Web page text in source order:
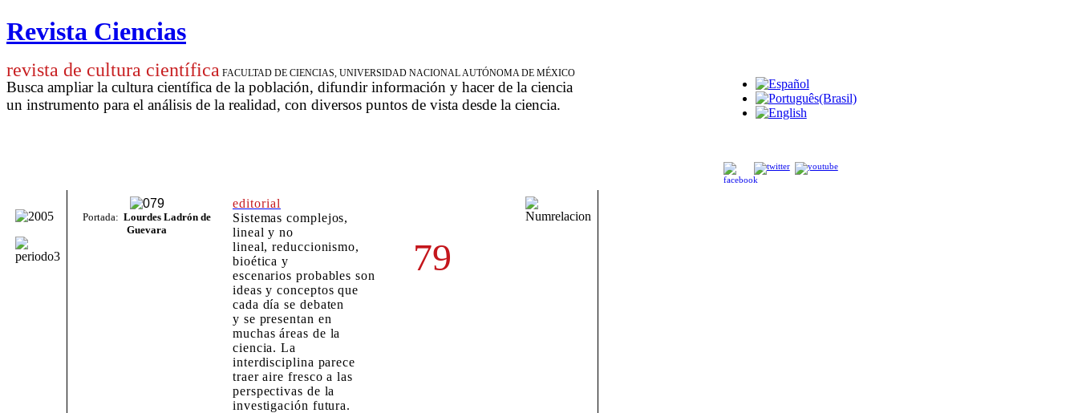
Revista Ciencias
revista de cultura científica FACULTAD DE CIENCIAS, UNIVERSIDAD NACIONAL AUTÓNOMA DE MÉXICO
Busca ampliar la cultura científica de la población, difundir información y hacer de la ciencia
un instrumento para el análisis de la realidad, con diversos puntos de vista desde la ciencia.
Portada: Lourdes Ladrón de
Guevara
editorial
Sistemas complejos,
lineal y no
lineal,reduccionismo,
bioética y
escenarios probablesson
ideas y conceptos que
cada día se debaten
y se presentan en
muchas áreas de la
ciencia. La
interdisciplina parece
traer aire fresco a las
perspectivas de la
investigación futura.
79